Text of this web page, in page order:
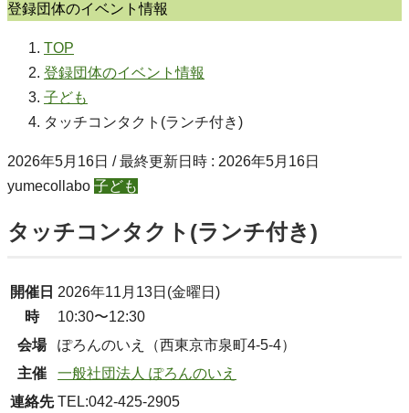
登録団体のイベント情報
TOP
登録団体のイベント情報
子ども
タッチコンタクト(ランチ付き)
2026年5月16日 / 最終更新日時 : 2026年5月16日
yumecollabo 子ども
タッチコンタクト(ランチ付き)
開催日
時
2026年11月13日(金曜日)
10:30〜12:30
会場
ぽろんのいえ（西東京市泉町4-5-4）
主催
一般社団法人 ぽろんのいえ
連絡先 TEL:042-425-2905